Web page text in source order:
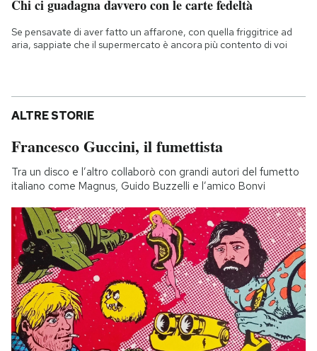
Chi ci guadagna davvero con le carte fedeltà
Se pensavate di aver fatto un affarone, con quella friggitrice ad
aria, sappiate che il supermercato è ancora più contento di voi
ALTRE STORIE
Francesco Guccini, il fumettista
Tra un disco e l’altro collaborò con grandi autori del fumetto
italiano come Magnus, Guido Buzzelli e l’amico Bonvi